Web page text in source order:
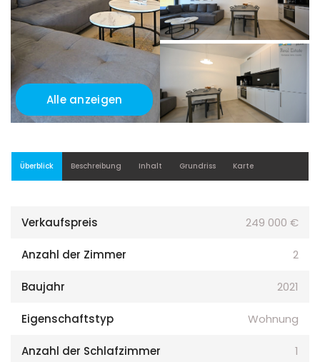
Alle anzeigen
Überblick Beschreibung Inhalt Grundriss Karte
Verkaufspreis 249 000 €
Anzahl der Zimmer 2
Baujahr 2021
Eigenschaftstyp Wohnung
Anzahl der Schlafzimmer 1